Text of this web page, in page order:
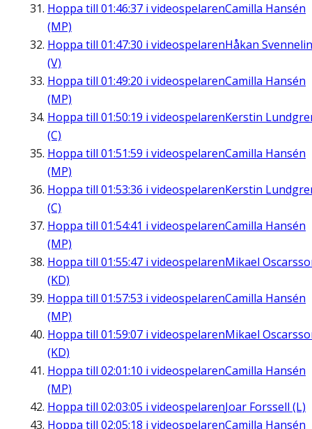
Hoppa till 01:46:37 i videospelarenCamilla Hansén
(MP)
Hoppa till 01:47:30 i videospelarenHåkan
(V)
Hoppa till 01:49:20 i videospelarenCamilla Hansén
(MP)
Hoppa till 01:50:19 i videospelarenKerstin
(C)
Hoppa till 01:51:59 i videospelarenCamilla Hansén
(MP)
Hoppa till 01:53:36 i videospelarenKerstin
(C)
Hoppa till 01:54:41 i videospelarenCamilla Hansén
(MP)
Hoppa till 01:55:47 i videospelarenMikael
(KD)
Hoppa till 01:57:53 i videospelarenCamilla Hansén
(MP)
Hoppa till 01:59:07 i videospelarenMikael
(KD)
Hoppa till 02:01:10 i videospelarenCamilla Hansén
(MP)
Hoppa till 02:03:05 i videospelarenJoar Forssell (L)
Hoppa till 02:05:18 i videospelarenCamilla Hansén